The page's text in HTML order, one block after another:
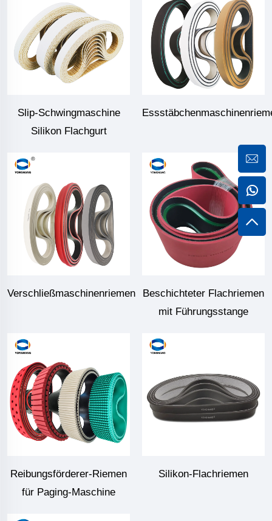
Slip-Schwingmaschine
Silikon Flachgurt
Verschließmaschinenriemen
Beschichteter Flachriemen
mit Führungsstange
Reibungsförderer-Riemen
für Paging-Maschine
Silikon-Flachriemen